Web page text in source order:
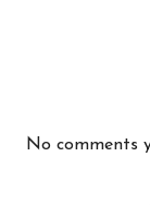
No comments